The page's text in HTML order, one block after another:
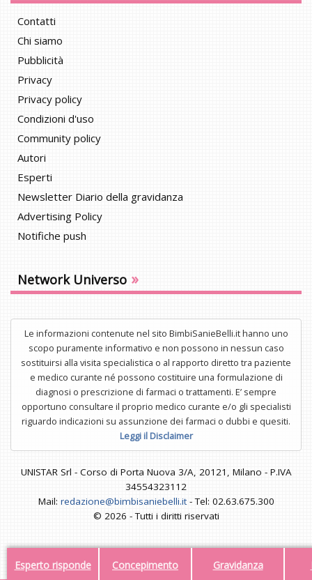
Esperto risponde Concepimento Gravidanza
Contatti
Chi siamo
Pubblicità
Privacy
Privacy policy
Condizioni d'uso
Community policy
Autori
Esperti
Newsletter Diario della gravidanza
Advertising Policy
Notifiche push
Network Universo »
Le informazioni contenute nel sito BimbiSanieBelli.it hanno uno
scopo puramente informativo e non possono in nessun caso
sostituirsi alla visita specialistica o al rapporto diretto tra paziente
e medico curante né possono costituire una formulazione di
diagnosi o prescrizione di farmaci o trattamenti. E’ sempre
opportuno consultare il proprio medico curante e/o gli specialisti
riguardo indicazioni su assunzione dei farmaci o dubbi e quesiti.
Leggi il Disclaimer
UNISTAR Srl - Corso di Porta Nuova 3/A, 20121, Milano - P.IVA
34554323112
Mail: redazione@bimbisaniebelli.it- Tel: 02.63.675.300
© 2026 - Tutti i diritti riservati